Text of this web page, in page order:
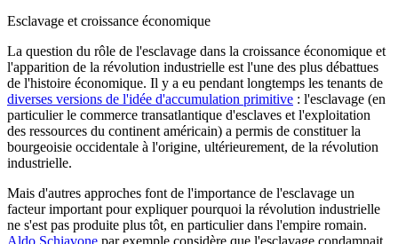
Esclavage et croissance économique
La question du rôle de l'esclavage dans la croissance économique et
l'apparition de la révolution industrielle est l'une des plus débattues
de l'histoire économique. Il y a eu pendant longtemps les tenants de
diverses versions de l'idée d'accumulation primitive : l'esclavage (en
particulier le commerce transatlantique d'esclaves et l'exploitation
des ressources du continent américain) a permis de constituer la
bourgeoisie occidentale à l'origine, ultérieurement, de la révolution
industrielle.
Mais d'autres approches font de l'importance de l'esclavage un
facteur important pour expliquer pourquoi la révolution industrielle
ne s'est pas produite plus tôt, en particulier dans l'empire romain.
Aldo Schiavone par exemple considère que l'esclavage condamnait